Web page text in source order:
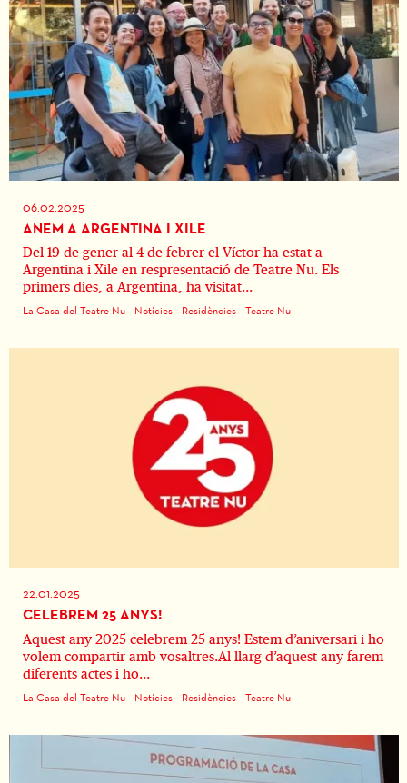
06.02.2025
ANEM A ARGENTINA I XILE
Del 19 de gener al 4 de febrer el Víctor ha estat a
Argentina i Xile en respresentació de Teatre Nu. Els
primers dies, a Argentina, ha visitat...
La Casa del Teatre Nu Notícies Residències Teatre Nu
22.01.2025
CELEBREM 25 ANYS!
Aquest any 2025 celebrem 25 anys! Estem d’aniversari i ho
volem compartir amb vosaltres.Al llarg d’aquest any farem
diferents actes i ho...
La Casa del Teatre Nu Notícies Residències Teatre Nu